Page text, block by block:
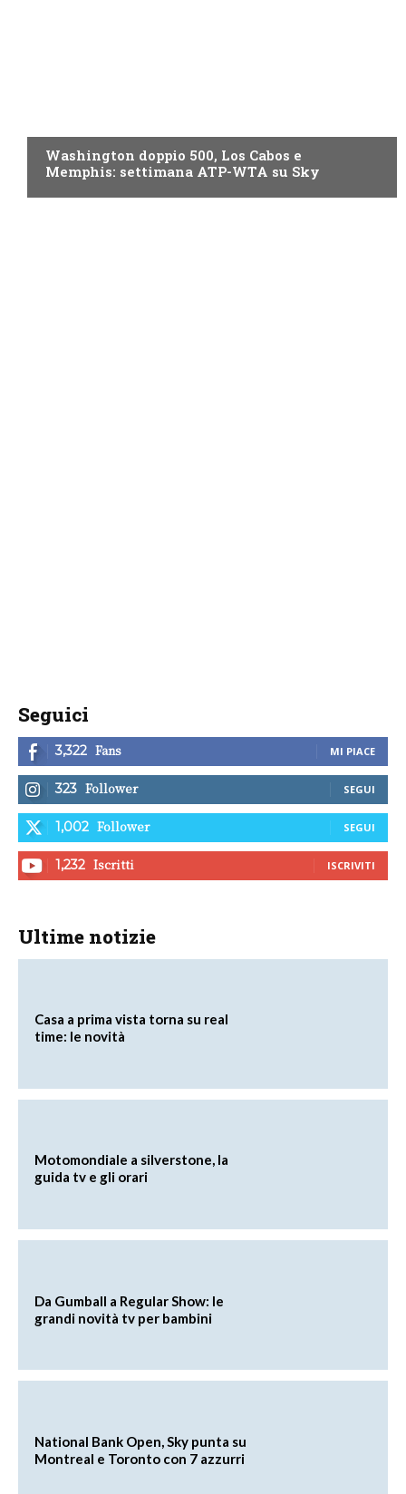
Washington doppio 500, Los Cabos e
Memphis: settimana ATP-WTA su Sky
Seguici
3,322 Fans MI PIACE
323 Follower SEGUI
1,002 Follower SEGUI
1,232 Iscritti ISCRIVITI
Ultime notizie
Casa a prima vista torna su real
time: le novità
Motomondiale a silverstone, la
guida tv e gli orari
Da Gumball a Regular Show: le
grandi novità tv per bambini
National Bank Open, Sky punta su
Montreal e Toronto con 7 azzurri